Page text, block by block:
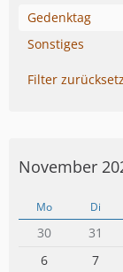
Gedenktag
Sonstiges
Filter
November
Mo Di
30 31
6
7